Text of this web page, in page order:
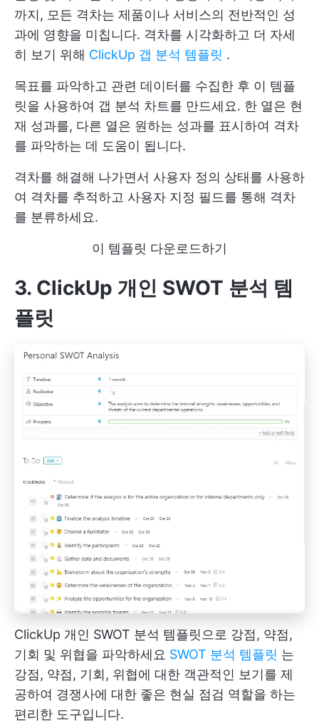
까지, 모든 격차는 제품이나 서비스의 전반적인 성
과에 영향을 미칩니다. 격차를 시각화하고 더 자세
히 보기 위해 ClickUp 갭 분석 템플릿 .
목표를 파악하고 관련 데이터를 수집한 후 이 템플
릿을 사용하여 갭 분석 차트를 만드세요. 한 열은 현
재 성과를, 다른 열은 원하는 성과를 표시하여 격차
를 파악하는 데 도움이 됩니다.
격차를 해결해 나가면서 사용자 정의 상태를 사용하
여 격차를 추적하고 사용자 지정 필드를 통해 격차
를 분류하세요.
이 템플릿 다운로드하기
3. ClickUp 개인 SWOT 분석 템
플릿
ClickUp 개인 SWOT 분석 템플릿으로 강점, 약점,
기회 및 위협을 파악하세요 SWOT 분석 템플릿 는
강점, 약점, 기회, 위협에 대한 객관적인 보기를 제
공하여 경쟁사에 대한 좋은 현실 점검 역할을 하는
편리한 도구입니다.